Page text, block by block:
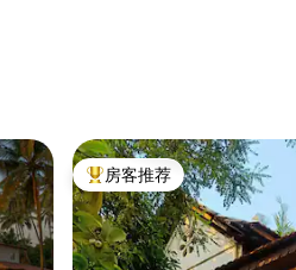
热门「房客推荐」
房客推荐